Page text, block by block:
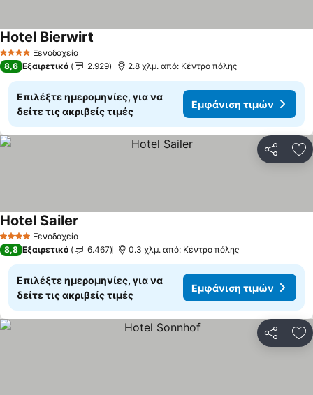
4 ΑστέριαΞενοδοχείο
Hotel Bierwirt
8,6 Εξαιρετικό 2.929 2.8 χλμ. από: Κέντρο πόλης
Επιλέξτε ημερομηνίες, για να
δείτε τις ακριβείς τιμές
Εμφάνιση τιμών
4 ΑστέριαΞενοδοχείο
Hotel Sailer
8,8 Εξαιρετικό 6.467 0.3 χλμ. από: Κέντρο πόλης
Επιλέξτε ημερομηνίες, για να
δείτε τις ακριβείς τιμές
Εμφάνιση τιμών